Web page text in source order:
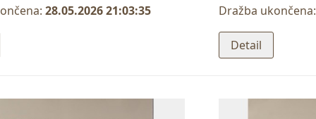
28.05.2026 21:03:35
Dražba ukončena:
Detail